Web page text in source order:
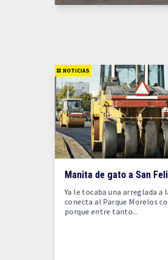
NOTICIAS
Manita de gato a San
Ya le tocaba una arreglada a
conecta al Parque Morelos
porque entre tanto...